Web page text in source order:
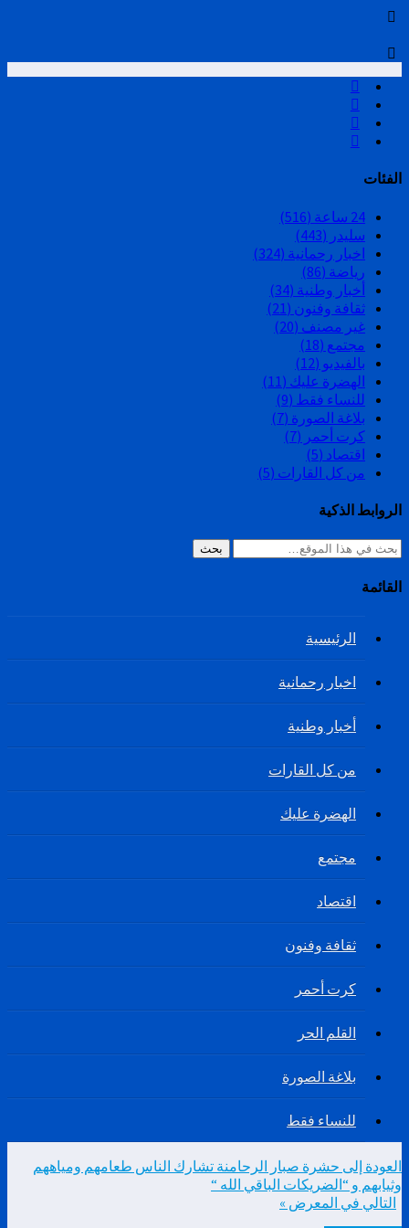
الفئات
24 ساعة
(516)
سليدر (443)
اخبار رحمانية (324)
رياضة (86)
أخبار وطنية (34)
ثقافة وفنون (21)
غير مصنف (20)
مجتمع (18)
بالفيديو (12)
الهضرة عليك (11)
للنساء فقط (9)
بلاغة الصورة (7)
كرت أحمر (7)
اقتصاد (5)
من كل القارات (5)
الروابط الذكية
بحث
القائمة
الرئيسية
اخبار رحمانية
أخبار وطنية
من كل القارات
الهضرة عليك
مجتمع
اقتصاد
ثقافة وفنون
كرت أحمر
القلم الحر
بلاغة الصورة
للنساء فقط
العودة إلى حشرة صبار الرحامنة تشارك الناس طعامهم ومياههم
وثيابهم و “الضريكات الباقي الله “
التالي في المعرض »